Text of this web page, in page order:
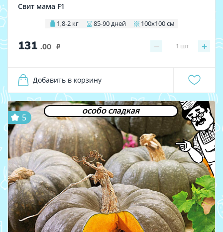
Свит мама F1
1,8-2 кг 85-90 дней 100х100 см
131 .00 i − +
1 шт
Добавить в корзину
особо сладкая
5